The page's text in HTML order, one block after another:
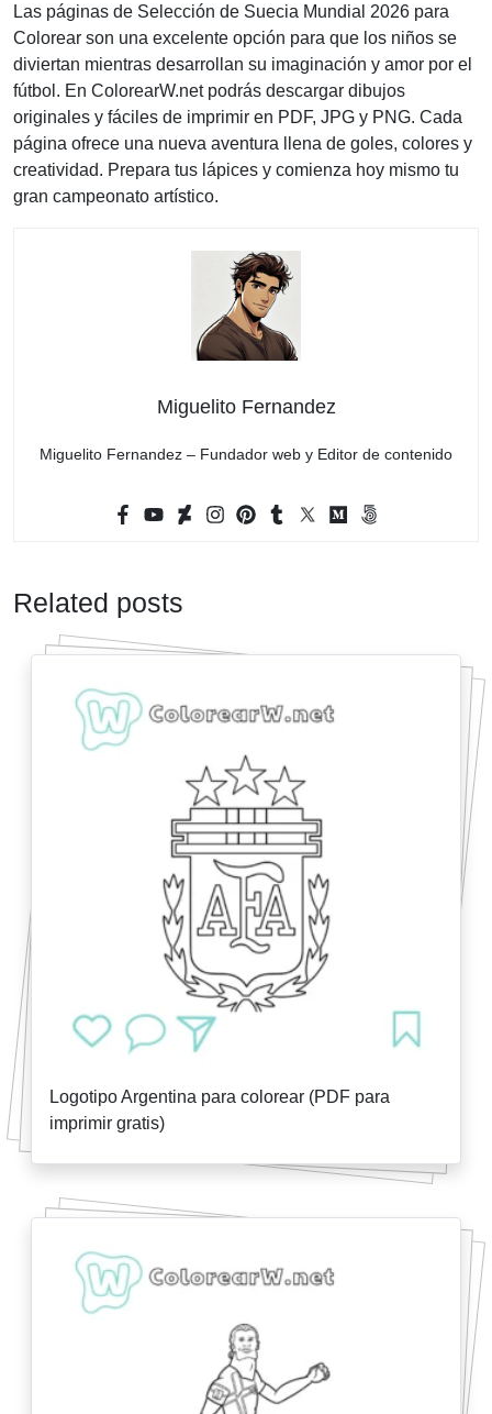
Las páginas de Selección de Suecia Mundial 2026 para
Colorear son una excelente opción para que los niños se
diviertan mientras desarrollan su imaginación y amor por el
fútbol. En ColorearW.net podrás descargar dibujos
originales y fáciles de imprimir en PDF, JPG y PNG. Cada
página ofrece una nueva aventura llena de goles, colores y
creatividad. Prepara tus lápices y comienza hoy mismo tu
gran campeonato artístico.
Miguelito Fernandez
Miguelito Fernandez – Fundador web y Editor de contenido
Related posts
Logotipo Argentina para colorear (PDF para
imprimir gratis)